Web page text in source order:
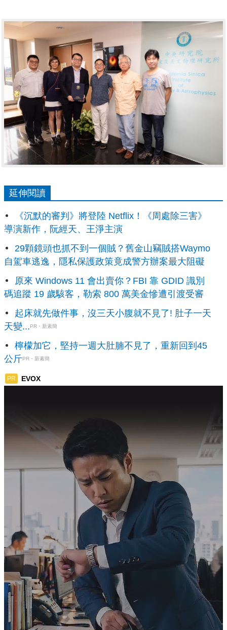
延伸閱讀
《沉默的審判》將登陸 Netflix！《周處除三害》
導演新作，阮經天、王淨主演
29顆鏡頭也抓不到一個賊？舊金山竊賊搭Waymo
自駕車逃逸，隱私保護政策竟成警方辦案最大阻礙
原來 Windows 11 會出賣你？FBI 靠 GDID 識別
碼追蹤 19 歲駭客，勒索 800 萬美金慘遭引渡受審
起床就先做件事，沒三天小腹就不見了! 肚子一天
天變...PR・新素簡
檸檬加它，堅持一週大肚腩不見了，重新回到45
公斤PR・新素簡
PR EVOX